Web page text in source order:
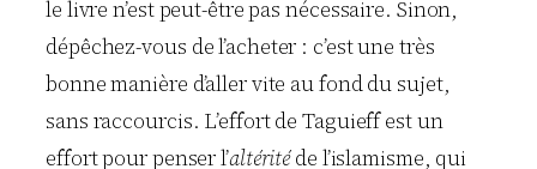
le livre n’est peut-être pas nécessaire. Sinon,
dépêchez-vous de l’acheter : c’est une très
bonne manière d’aller vite au fond du sujet,
sans raccourcis. L’effort de Taguieff est un
effort pour penser l’altéritéde l’islamisme, qui